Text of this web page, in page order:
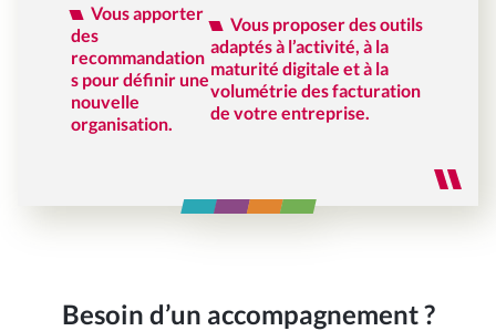
Vous apporter
des
recommandation
s pour définir une
nouvelle
organisation.
Vous proposer des outils
adaptés à l’activité, à la
maturité digitale et à la
volumétrie des facturation
de votre entreprise.
Besoin d’un accompagnement ?